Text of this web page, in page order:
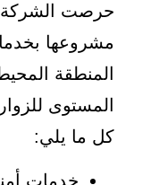
حرصت الشركة
مشروعها
المنطقة
المستوى
كل ما يلي:
خدمات